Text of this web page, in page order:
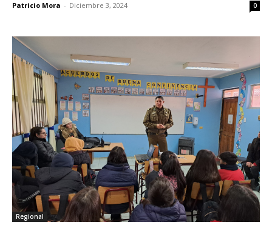
Patricio Mora - Diciembre 3, 2024 0
Regional